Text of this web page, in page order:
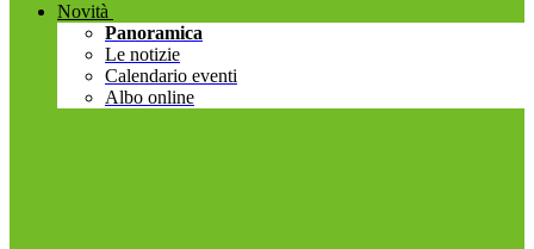
Novità
Panoramica
Le notizie
Calendario eventi
Albo online